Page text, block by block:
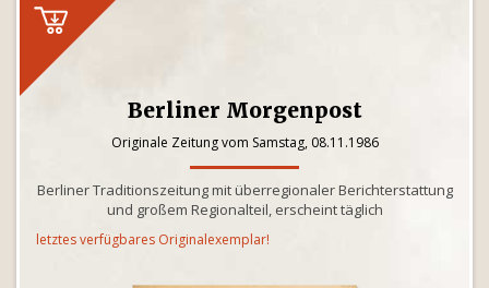
Berliner Morgenpost
Originale Zeitung vom Samstag, 08.11.1986
Berliner Traditionszeitung mit überregionaler Berichterstattung
und großem Regionalteil, erscheint täglich
letztes verfügbares Originalexemplar!